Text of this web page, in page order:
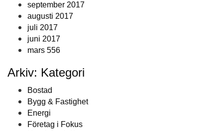
september 2017
augusti 2017
juli 2017
juni 2017
mars 556
Arkiv: Kategori
Bostad
Bygg & Fastighet
Energi
Företag i Fokus